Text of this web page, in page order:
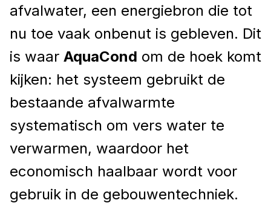
afvalwater, een energiebron die tot
nu toe vaak onbenut is gebleven. Dit
is waar AquaCond om de hoek komt
kijken: het systeem gebruikt de
bestaande afvalwarmte
systematisch om vers water te
verwarmen, waardoor het
economisch haalbaar wordt voor
gebruik in de gebouwentechniek.